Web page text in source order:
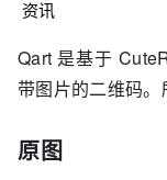
资讯
Qart 是基于
带图片的二维码。
原图